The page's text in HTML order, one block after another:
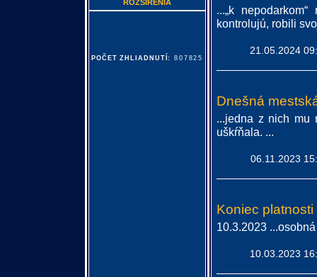
...„k
kontrolujú, robili
21.05.2024
Dnešná
...jedna z nich mu
uškŕňala. ...
06.11.2023
Koniec
10.3.2023
10.03.2023
ROZŠÍRENIA
POČET ZHLIADNUTÍ: 807825